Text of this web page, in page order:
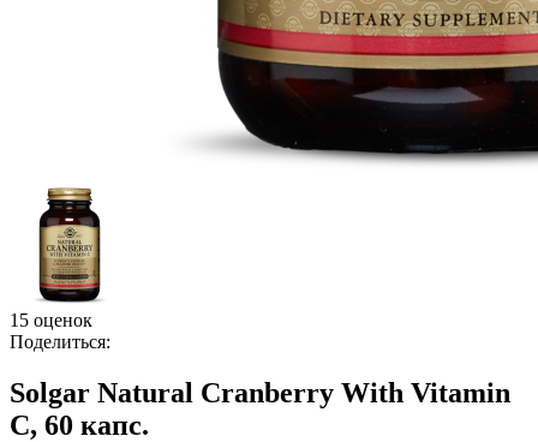
15 оценок
Поделиться:
Solgar Natural Cranberry With Vitamin
C, 60 капс.